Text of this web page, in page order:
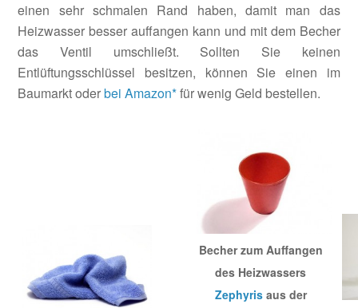
einen sehr schmalen Rand haben, damit man das
Heizwasser besser auffangen kann und mit dem Becher
das Ventil umschließt. Sollten Sie keinen
Entlüftungsschlüssel besitzen, können Sie einen im
Baumarkt oderbei Amazon*für wenig Geld bestellen.
Becher zum Auffangen
des Heizwassers
Zephyrisaus der